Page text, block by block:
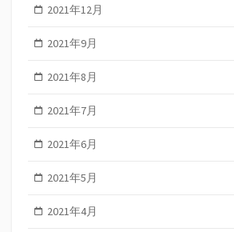
2021年12月
2021年9月
2021年8月
2021年7月
2021年6月
2021年5月
2021年4月